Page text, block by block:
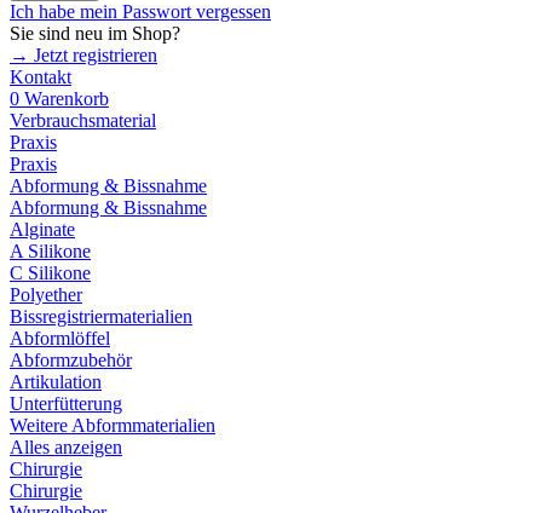
Ich habe mein Passwort vergessen
Sie sind neu im Shop?
→ Jetzt registrieren
Kontakt
0 Warenkorb
Verbrauchsmaterial
Praxis
Praxis
Abformung & Bissnahme
Abformung & Bissnahme
Alginate
A Silikone
C Silikone
Polyether
Bissregistriermaterialien
Abformlöffel
Abformzubehör
Artikulation
Unterfütterung
Weitere Abformmaterialien
Alles anzeigen
Chirurgie
Chirurgie